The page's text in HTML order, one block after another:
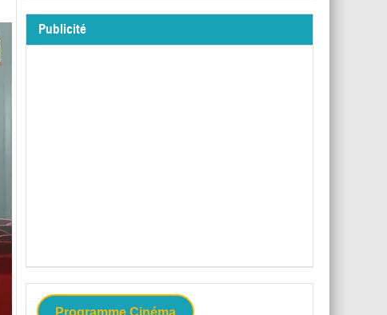
Publicité
Programme Cinéma